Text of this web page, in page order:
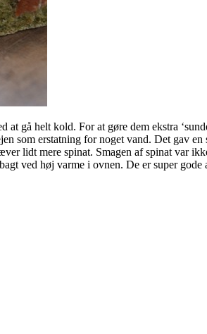
gå helt kold. For at gøre dem ekstra
som erstatning for noget vand. Det gav
lidt mere spinat. Smagen af spinat var
ved høj varme i ovnen. De er super